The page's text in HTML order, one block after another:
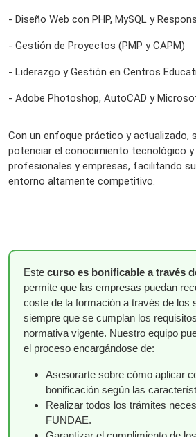
- Diseño Web con PHP, MySQL y
- Gestión de Proyectos (PMP y CAPM)
- Liderazgo y Gestión en Centros
- Adobe Photoshop, AutoCAD y
Con un enfoque práctico y actualizado,
potenciar el conocimiento tecnológico y
profesionales y empresas, facilitando
entorno altamente competitivo.
Este curso es bonificable a través
permite que las empresas puedan
coste de la formación a través de los
siempre que se cumplan los
normativa vigente. Nuestro equipo
el proceso encargándose de:
Asesorarte sobre cómo aplicar
bonificación según las
Realizar todos los trámites
FUNDAE.